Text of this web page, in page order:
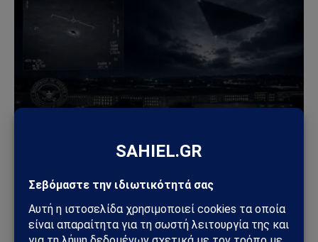
Πεντάγωνο και UFO: Νέα απόρρητα αρχεία,
βίντεο και ανεξήγητες καταγραφές UAP βγαίνουν
στο φως
08/08/2026